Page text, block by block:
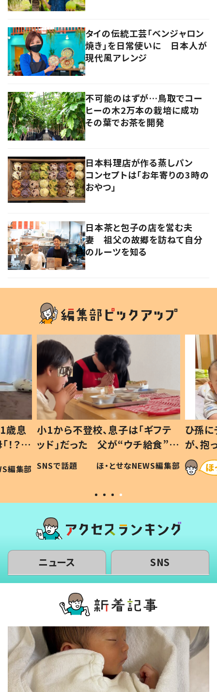
タイの伝統工芸「ベンジャロン
焼き」を日常使いに 日本人が
現代風アレンジ
不可能のはずが…鳥取でコー
ヒーの木2万本の栽培に成功
その葉でお茶を開発
日本料理店が作る蒸しパン
コンセプトは「お年寄りの3時の
おやつ」
日本茶と包子の店を営む夫
妻 祖父の故郷を訪ねて自分
のルーツを知る
歳息
？」
編集部
小1から不登校、息子は「ギフテ
ッド」だった 父が“ウチ給食”を
作り続ける理由とは #令和の親
#令和の子
SNSで話題 ほ・とせなNEWS編集部
ひ孫
が、
「涙が
い」
ニュース SNS